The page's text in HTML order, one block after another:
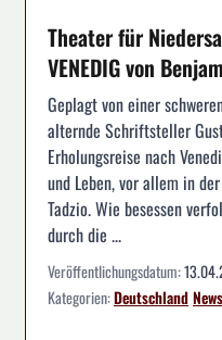
Theater für
VENEDIG von
Geplagt von einer
alternde Schriftsteller
Erholungsreise nach
und Leben, vor allem in
Tadzio. Wie besessen
durch die ...
Veröffentlichungsdatum:
Kategorien:DeutschlandNews